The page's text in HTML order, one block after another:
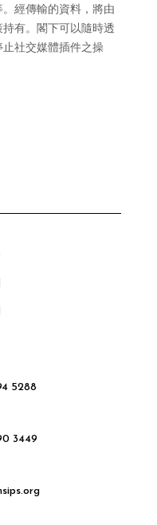
經傳輸的資料，將由
有。閣下可以隨時透
社交媒體插件之操
5288
3449